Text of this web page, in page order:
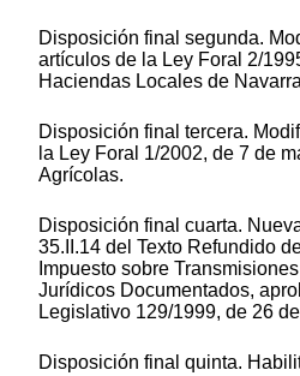
Disposición final segunda.
artículos de la Ley Foral 2/
Haciendas Locales de
Disposición final tercera.
la Ley Foral 1/2002, de 7 de
Agrícolas.
Disposición final cuarta.
35.II.14 del Texto Refundido
Impuesto sobre
Jurídicos Documentados,
Legislativo 129/1999, de 26
Disposición final quinta.